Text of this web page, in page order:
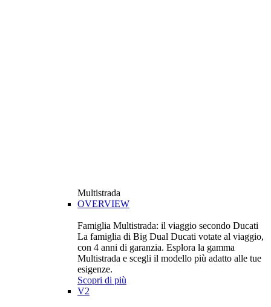
Multistrada
OVERVIEW
Famiglia Multistrada: il viaggio secondo Ducati
La famiglia di Big Dual Ducati votate al viaggio,
con 4 anni di garanzia. Esplora la gamma
Multistrada e scegli il modello più adatto alle tue
esigenze.
Scopri di più
V2